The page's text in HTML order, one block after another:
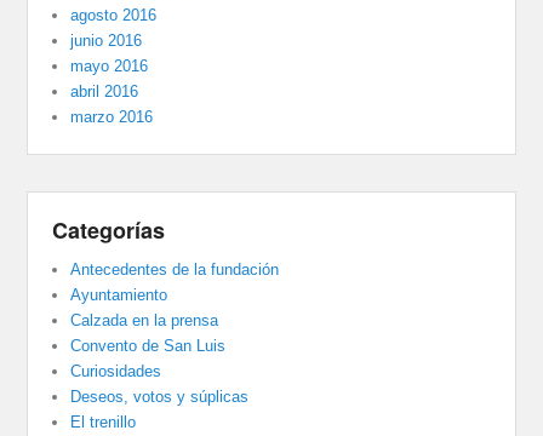
agosto 2016
junio 2016
mayo 2016
abril 2016
marzo 2016
Categorías
Antecedentes de la fundación
Ayuntamiento
Calzada en la prensa
Convento de San Luis
Curiosidades
Deseos, votos y súplicas
El trenillo